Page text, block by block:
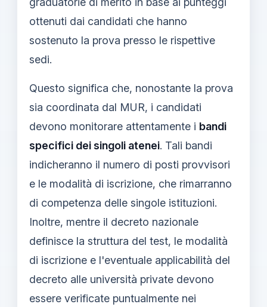
ottenuti dai candidati che hanno
sostenuto la prova presso le rispettive
sedi.
Questo significa che, nonostante la prova
sia coordinata dal MUR, i candidati
devono monitorare attentamente i bandi
specifici dei singoli atenei. Tali bandi
indicheranno il numero di posti provvisori
e le modalità di iscrizione, che rimarranno
di competenza delle singole istituzioni.
Inoltre, mentre il decreto nazionale
definisce la struttura del test, le modalità
di iscrizione e l'eventuale applicabilità del
decreto alle università private devono
essere verificate puntualmente nei